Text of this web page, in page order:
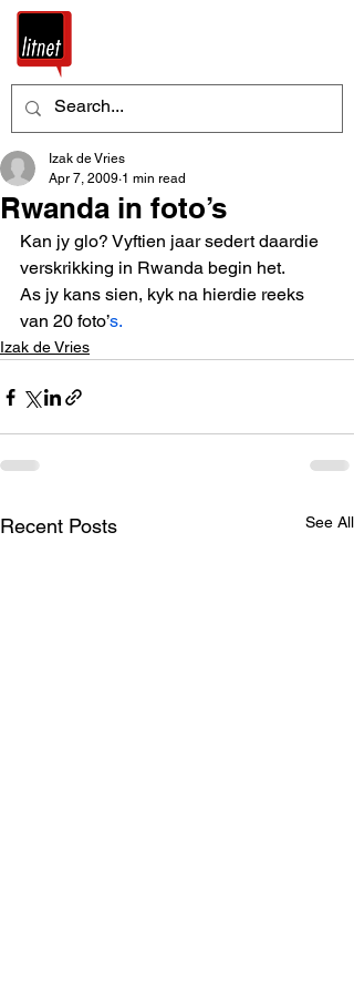
Rwanda in foto’s
Izak de Vries
Apr 7, 2009 1 min read
Kan jy glo? Vyftien jaar sedert daardie
verskrikking in Rwanda begin het.
As jy kans sien, kyk na hierdie reeks
van 20 foto’s.
Izak de Vries
Recent Posts See All